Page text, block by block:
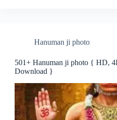
Hanuman ji photo
501+ Hanuman ji photo { HD,
Download }